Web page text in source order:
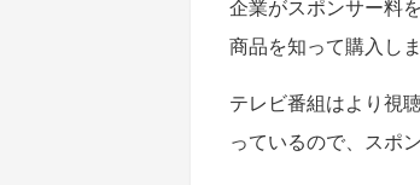
企業がスポンサー料
商品を知って購入しま
テレビ番組はより視
っているので、スポ